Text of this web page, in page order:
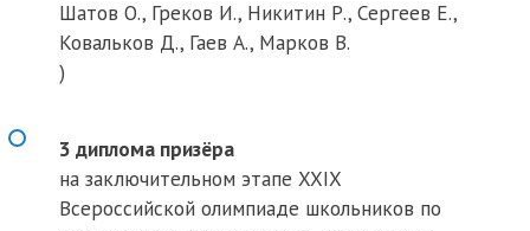
Шатов О., Греков И., Никитин Р., Сергеев Е.,
Ковальков Д., Гаев А., Марков В.
)
3 диплома призёра
на заключительном этапе XXIX
Всероссийской олимпиаде школьников по